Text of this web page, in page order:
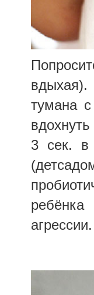
вдыхая).
тумана
3 сек. в
агрессии.